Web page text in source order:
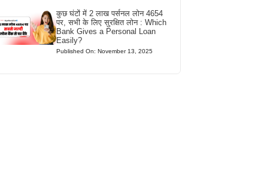
कुछ घंटों में 2 लाख पर्सनल लोन 4654
पर, सभी के लिए सुरक्षित लोन : Which
Bank Gives a Personal Loan
Easily?
Published On: November 13, 2025